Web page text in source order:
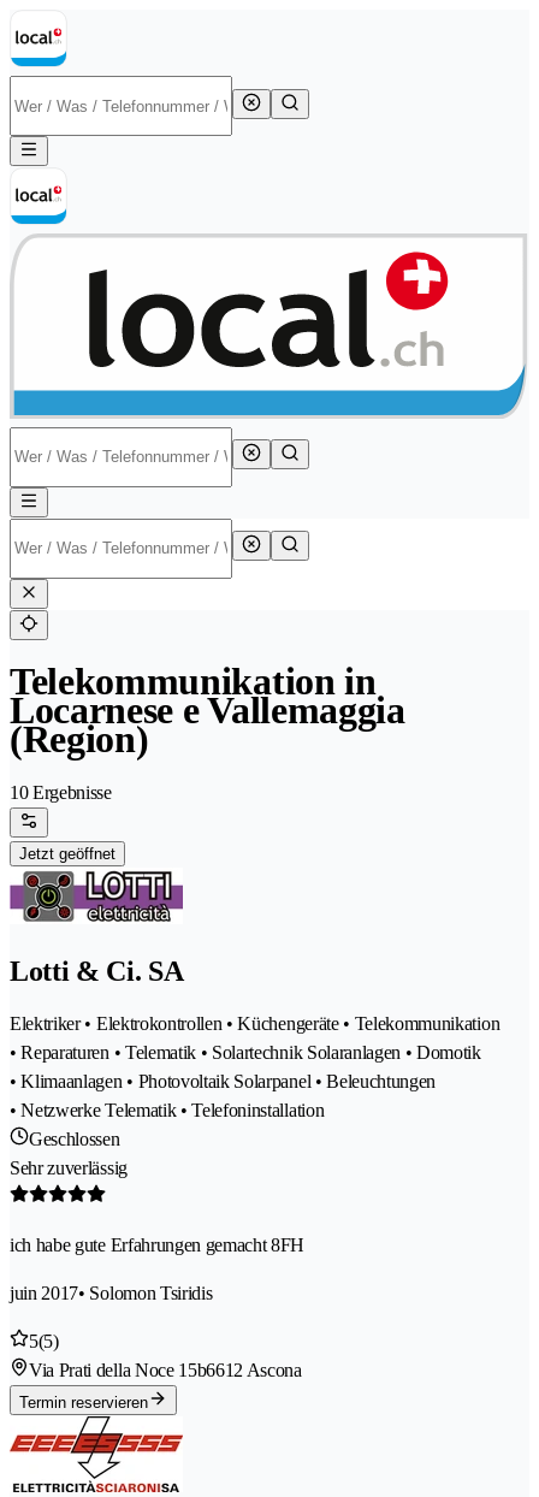
Telekommunikation in
Locarnese e Vallemaggia
(Region)
10 Ergebnisse
Jetzt geöffnet
Lotti & Ci. SA
Elektriker • Elektrokontrollen • Küchengeräte • Telekommunikation
• Reparaturen • Telematik • Solartechnik Solaranlagen • Domotik
• Klimaanlagen • Photovoltaik Solarpanel • Beleuchtungen
• Netzwerke Telematik • Telefoninstallation
Geschlossen
Sehr zuverlässig
ich habe gute Erfahrungen gemacht 8FH
juin 2017• Solomon Tsiridis
5(5)
Via Prati della Noce 15b6612 Ascona
Termin reservieren